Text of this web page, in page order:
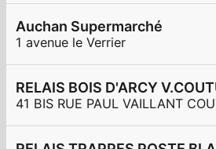
Auchan Supermarché
1 avenue le Verrier
RELAIS BOIS D'ARCY
41 BIS RUE PAUL VAILLANT